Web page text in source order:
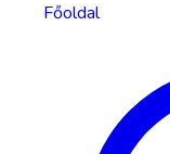
Főoldal